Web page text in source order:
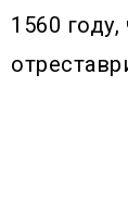
1560